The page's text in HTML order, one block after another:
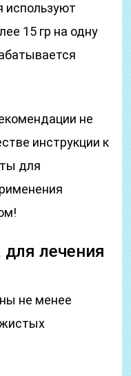
используют
15 гр на одну
не
инструкции к
для
лечения
не менее